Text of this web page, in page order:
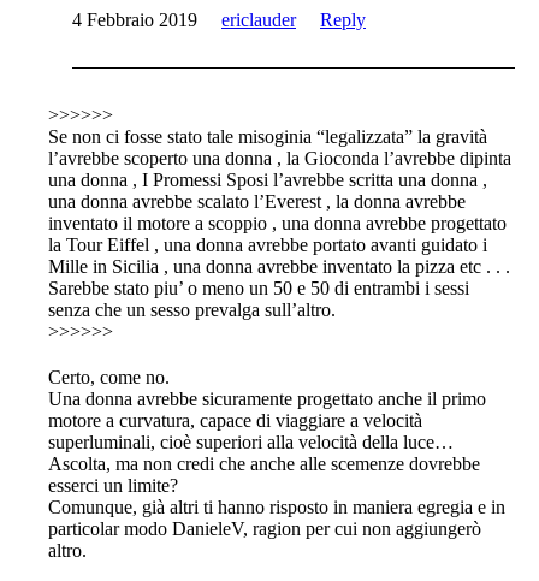
4 Febbraio 2019
ericlauder Reply
>>>>>>
Se non ci fosse stato tale misoginia “legalizzata” la gravità
l’avrebbe scoperto una donna , la Gioconda l’avrebbe dipinta
una donna , I Promessi Sposi l’avrebbe scritta una donna ,
una donna avrebbe scalato l’Everest , la donna avrebbe
inventato il motore a scoppio , una donna avrebbe progettato
la Tour Eiffel , una donna avrebbe portato avanti guidato i
Mille in Sicilia , una donna avrebbe inventato la pizza etc . . .
Sarebbe stato piu’ o meno un 50 e 50 di entrambi i sessi
senza che un sesso prevalga sull’altro.
>>>>>>
Certo, come no.
Una donna avrebbe sicuramente progettato anche il primo
motore a curvatura, capace di viaggiare a velocità
superluminali, cioè superiori alla velocità della luce…
Ascolta, ma non credi che anche alle scemenze dovrebbe
esserci un limite?
Comunque, già altri ti hanno risposto in maniera egregia e in
particolar modo DanieleV, ragion per cui non aggiungerò
altro.